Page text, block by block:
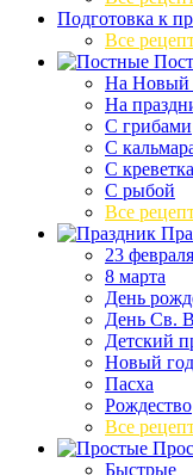
Подготовка к
Все
На Новый
На
С грибами
С
С
С рыбой
Все
23 февраля
8 марта
День
День Св.
Детский
Новый год
Пасха
Рождество
Все
Быстрые